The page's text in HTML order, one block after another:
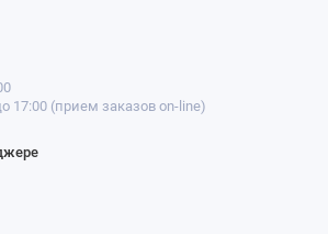
17:00 (прием заказов on-line)